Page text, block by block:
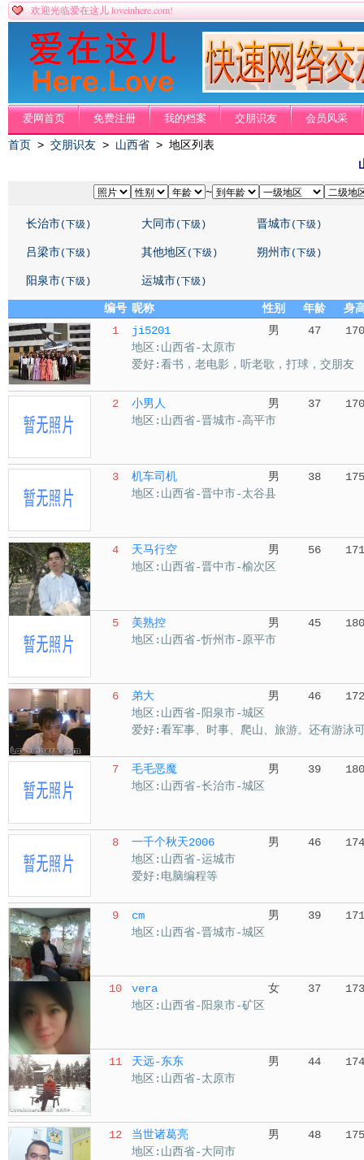
欢迎光临爱在这儿 loveinhere.com!
爱网首页 免费注册 我的档案 交朋识友 会员风采
首页 > 交朋识友 > 山西省 > 地区列表
~
长治市(下级) 大同市(下级) 晋城市(下级)
吕梁市(下级) 其他地区 (下级) 朔州市(下级)
阳泉市(下级) 运城市(下级)
编号 昵称 性别 年龄
身
1
ji5201 男 47
170
地区:山西省-太原市
爱好:看书，老电影，听老歌，打球，交朋友
2 小男人 男 37
170
地区:山西省-晋城市-高平市
3 机车司机 男 38
175
地区:山西省-晋中市-太谷县
4 天马行空 男 56
171
地区:山西省-晋中市-榆次区
5 美熟控 男 45
180
地区:山西省-忻州市-原平市
6 弟大 男 46
172
地区:山西省-阳泉市-城区
爱好:看军事、时事、爬山、旅游。还有游泳
7 毛毛恶魔 男 39
180
地区:山西省-长治市-城区
8 一千个秋天2006 男 46
174
地区:山西省-运城市
爱好:电脑编程等
9 cm 男 39
171
地区:山西省-晋城市-城区
10 vera 女 37
173
地区:山西省-阳泉市-矿区
11 天远-东东 男 44
174
地区:山西省-太原市
12 当世诸葛亮 男 48
175
地区:山西省-大同市